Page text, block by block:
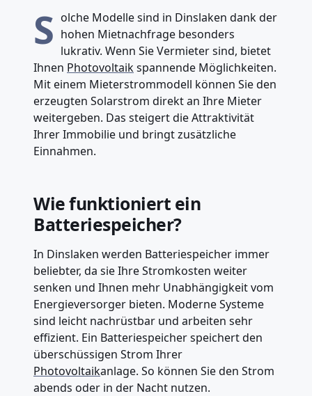
S olche Modelle sind in Dinslaken dank der
hohen Mietnachfrage besonders
lukrativ. Wenn Sie Vermieter sind, bietet
Ihnen Photovoltaikspannende Möglichkeiten.
Mit einem Mieterstrommodell können Sie den
erzeugten Solarstrom direkt an Ihre Mieter
weitergeben. Das steigert die Attraktivität
Ihrer Immobilie und bringt zusätzliche
Einnahmen.
Wie funktioniert ein
Batteriespeicher?
In Dinslaken werden Batteriespeicher immer
beliebter, da sie Ihre Stromkosten weiter
senken und Ihnen mehr Unabhängigkeit vom
Energieversorger bieten. Moderne Systeme
sind leicht nachrüstbar und arbeiten sehr
effizient. Ein Batteriespeicher speichert den
überschüssigen Strom Ihrer
Photovoltaikanlage. So können Sie den Strom
abends oder in der Nacht nutzen.